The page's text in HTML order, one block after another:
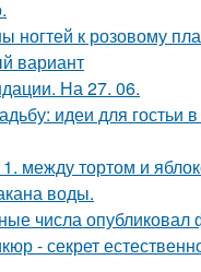
ногтей к розовому
вариант
На 27. 06.
идеи для гостьи
между тортом и
воды.
числа опубликовал
- секрет